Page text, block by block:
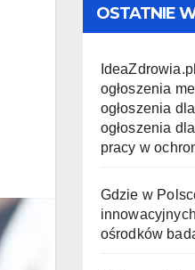
OSTATNIE
ogłoszenia
ogłoszenia
ogłoszenia
pracy w
Gdzie w
ośrodków